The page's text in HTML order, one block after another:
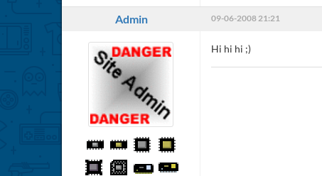
Admin 09-06-2008 21:21
Hi hi hi ;)